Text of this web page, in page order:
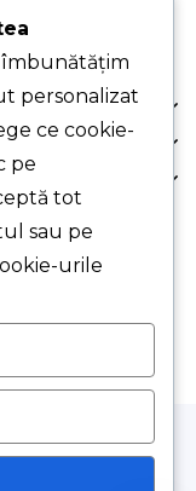
îmbunătățim
personalizat
ce cookie-
pe
tot
sau pe
urile